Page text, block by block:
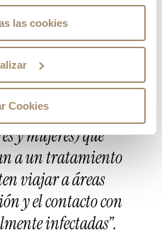
las cookies
Cookies
ya están en tratamiento,
para su posterior
embriones”.
además, que las
embarazadas o
y mujeres) que
a un tratamiento
viajar a áreas
y el contacto con
infectadas”.